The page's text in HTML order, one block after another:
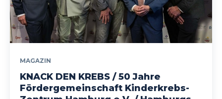
MAGAZIN
KNACK DEN KREBS / 50 Jahre
Fördergemeinschaft Kinderkrebs-